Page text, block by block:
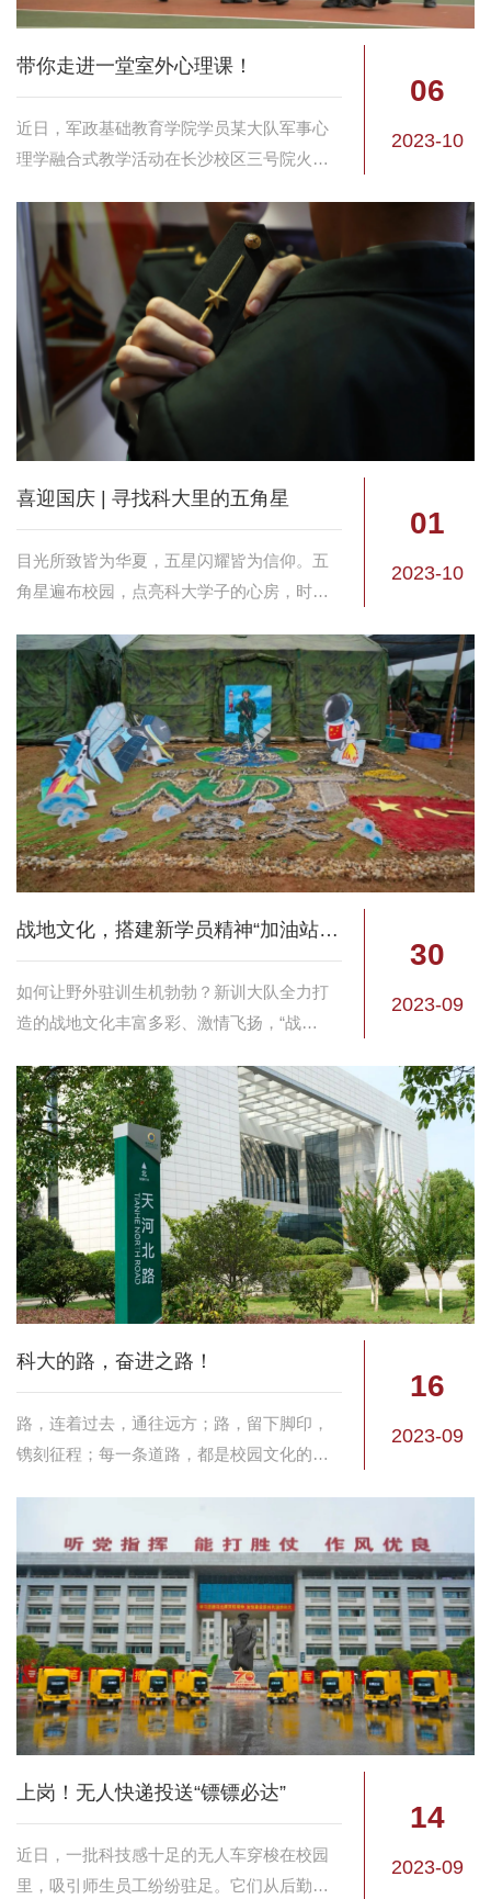
带你走进一堂室外心理课！
近日，军政基础教育学院学员某大队军事心
理学融合式教学活动在长沙校区三号院火热
学团队统一筹划，在大二本科学员中同步开
展的教学活动，旨在充分发掘干部教员育人
合力，激发...
06
2023-10
喜迎国庆 | 寻找科大里的五角星
目光所致皆为华夏，五星闪耀皆为信仰。五
角星遍布校园，点亮科大学子的心房，时值
读懂五角星，让五角星化为精神力量，充实
每一颗爱国赤子心。
01
2023-10
战地文化，搭建新学员精神“加油站”！
如何让野外驻训生机勃勃？新训大队全力打
造的战地文化丰富多彩、激情飞扬，“战
的练兵热情。
30
2023-09
科大的路，奋进之路！
路，连着过去，通往远方；路，留下脚印，
镌刻征程；每一条道路，都是校园文化的缩
起，学校在广泛征求校内外专家教授和师生
员工意见建...
16
2023-09
上岗！无人快递投送“镖镖必达”
近日，一批科技感十足的无人车穿梭在校园
里，吸引师生员工纷纷驻足。它们从后勤服
14
2023-09